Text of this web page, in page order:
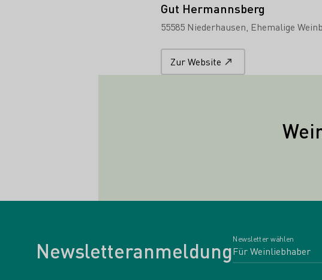
Gut Hermannsberg
55585 Niederhausen Ehemalige
Zur Website
Newsletteranmeldung
Newsletter wählen